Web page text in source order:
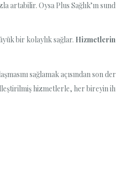
Oysa Plus Sağlık’ın
bir kolaylık sağlar.
sağlamak açısından son
hizmetlerle, her bireyin